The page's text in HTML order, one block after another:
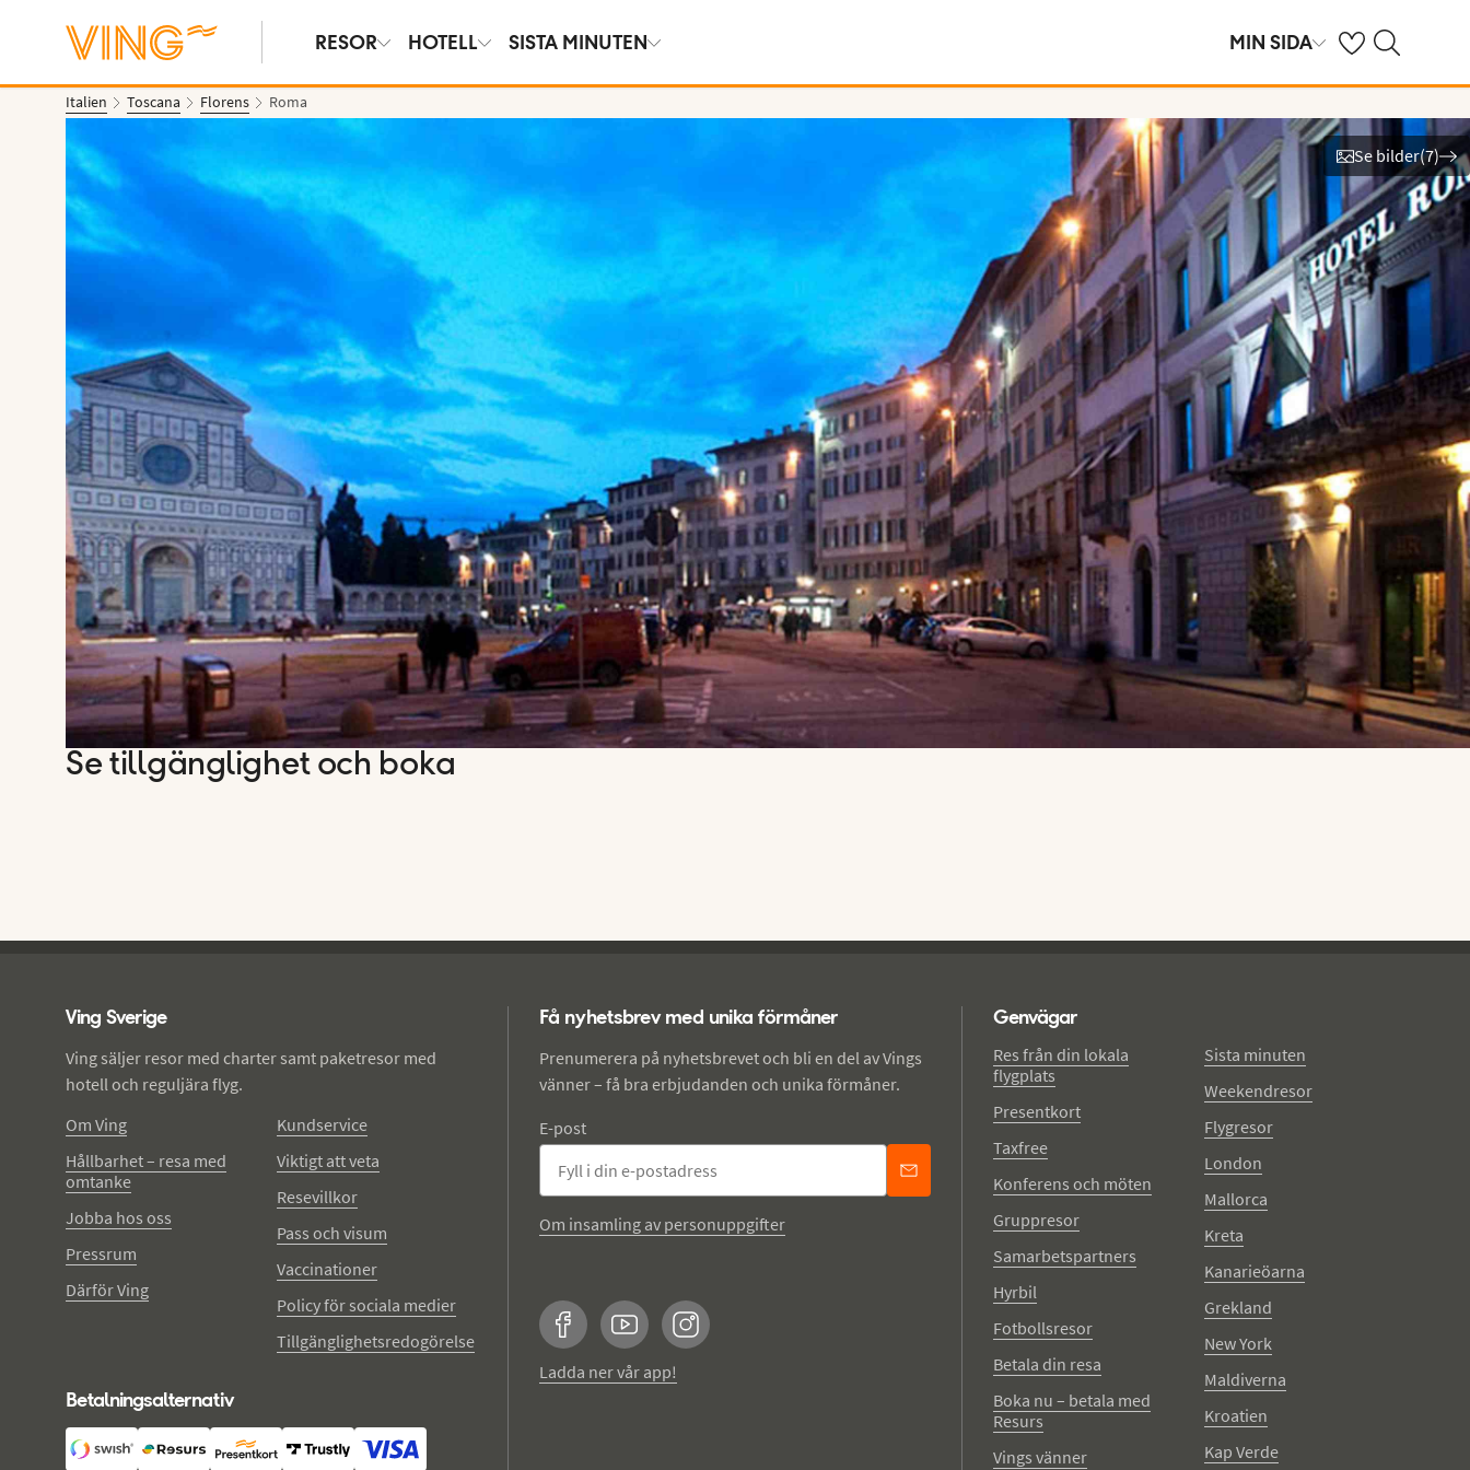
RESOR HOTELL SISTA MINUTEN MIN SIDA Se dina sparade
Sök på ving.se
Italien Toscana Florens Roma
Se bilder
Se bilder(7)
Se tillgänglighet och boka
Ving Sverige
Ving säljer resor med charter samt paketresor med
hotell och reguljära flyg.
Om Ving
Hållbarhet – resa med
omtanke
Jobba hos oss
Pressrum
Därför Ving
Kundservice
Viktigt att veta
Resevillkor
Pass och visum
Vaccinationer
Policy för sociala medier
Tillgänglighetsredogörelse
Betalningsalternativ
Få nyhetsbrev med unika förmåner
Prenumerera på nyhetsbrevet och bli en del av Vings
vänner – få bra erbjudanden och unika förmåner.
E-post
Om insamling av personuppgifter
FacebookYouTubeInstagram
Ladda ner vår app!
Genvägar
Res från din lokala
flygplats
Presentkort
Taxfree
Konferens och möten
Gruppresor
Samarbetspartners
Hyrbil
Fotbollsresor
Betala din resa
Boka nu – betala med
Resurs
Vings vänner
Sista minuten
Weekendresor
Flygresor
London
Mallorca
Kreta
Kanarieöarna
Grekland
New York
Maldiverna
Kroatien
Kap Verde